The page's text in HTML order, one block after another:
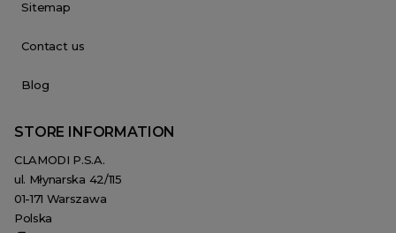
Sitemap
Contact us
Blog
STORE INFORMATION
CLAMODI P.S.A.
ul. Młynarska 42/115
01-171 Warszawa
Polska